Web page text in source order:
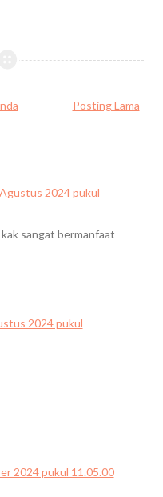
Posting Lama
2024 pukul
sangat bermanfaat
2024 pukul
2024 pukul 11.05.00